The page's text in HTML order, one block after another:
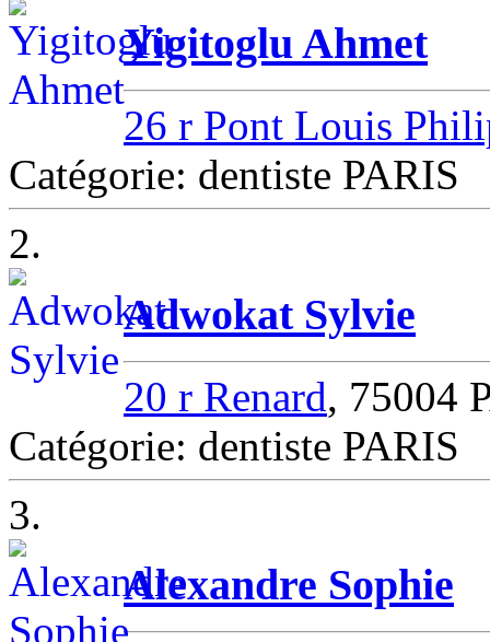
Yigitoglu Ahmet
26 r Pont Louis
Catégorie: dentiste PARIS
2.
Adwokat Sylvie
20 r Renard, 75004
Catégorie: dentiste PARIS
3.
Alexandre Sophie